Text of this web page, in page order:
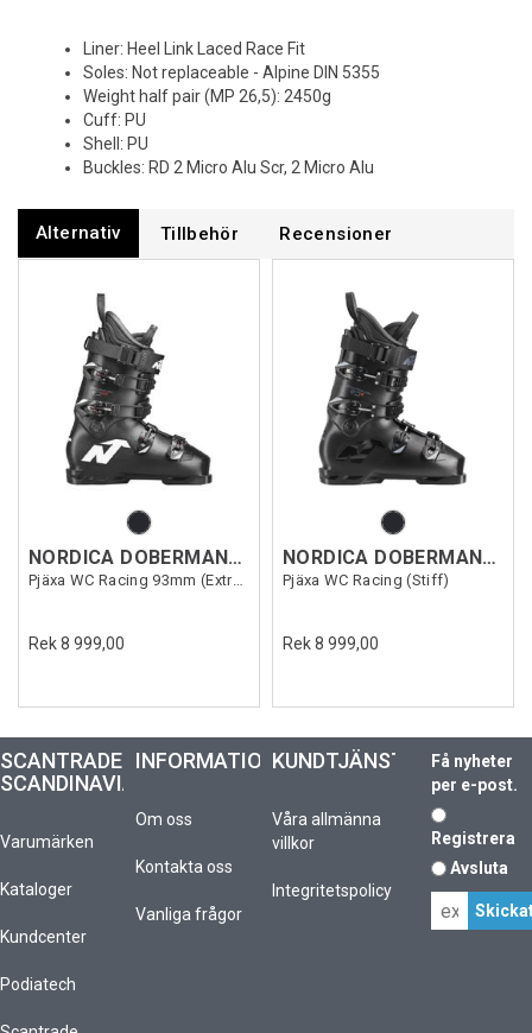
Liner: Heel Link Laced Race Fit
Soles: Not replaceable - Alpine DIN 5355
Weight half pair (MP 26,5): 2450g
Cuff: PU
Shell: PU
Buckles: RD 2 Micro Alu Scr, 2 Micro Alu
Alternativ Tillbehör Recensioner
NORDICA DOBERMANN 5 RD-93 ES
Pjäxa WC Racing 93mm (Extra Stiff)
Rek 8 999,00
NORDICA DOBERMANN 5 RD S
Pjäxa WC Racing (Stiff)
Rek 8 999,00
SCANTRADE
SCANDINAVIA
Varumärken
Kataloger
Kundcenter
Podiatech
INFORMATION
Om oss
Kontakta oss
Vanliga frågor
KUNDTJÄNST
Våra allmänna
villkor
Integritetspolicy
Få nyheter
per e-post.
Registrera
Avsluta